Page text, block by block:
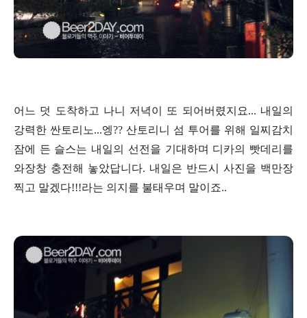
어느 덧 도착하고 나니 저녁이 또 되어버렸지요... 내일의
강력한 싼토리노...엥?? 산토리니 섬 투어를 위해 일찌감치
잠에 든 슬스는 내일의 선전을 기대하며 디카의 빳데리를
와장창 충전해 놓았답니다. 내일은 반드시 사진을 백만장
찍고 말겠다!!!라는 의지를 불태우며 말이죠..